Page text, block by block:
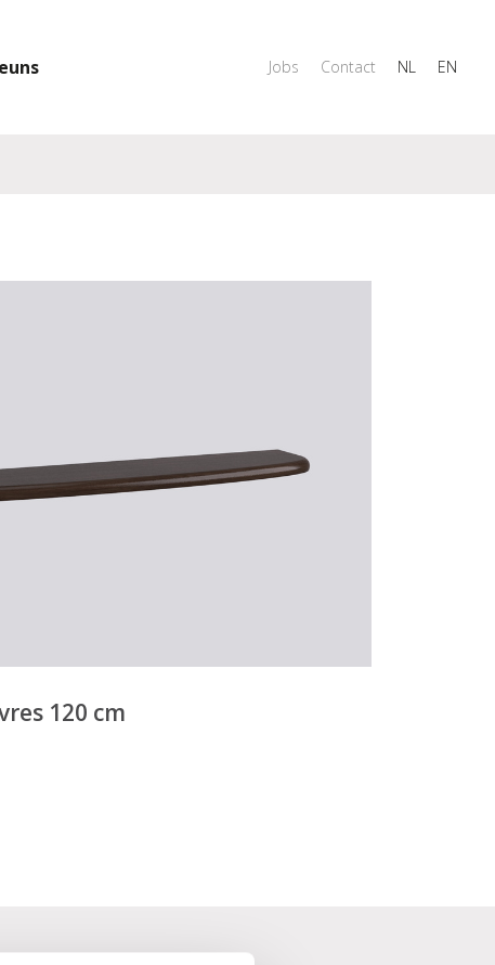
Jobs Contact NL EN
120 cm